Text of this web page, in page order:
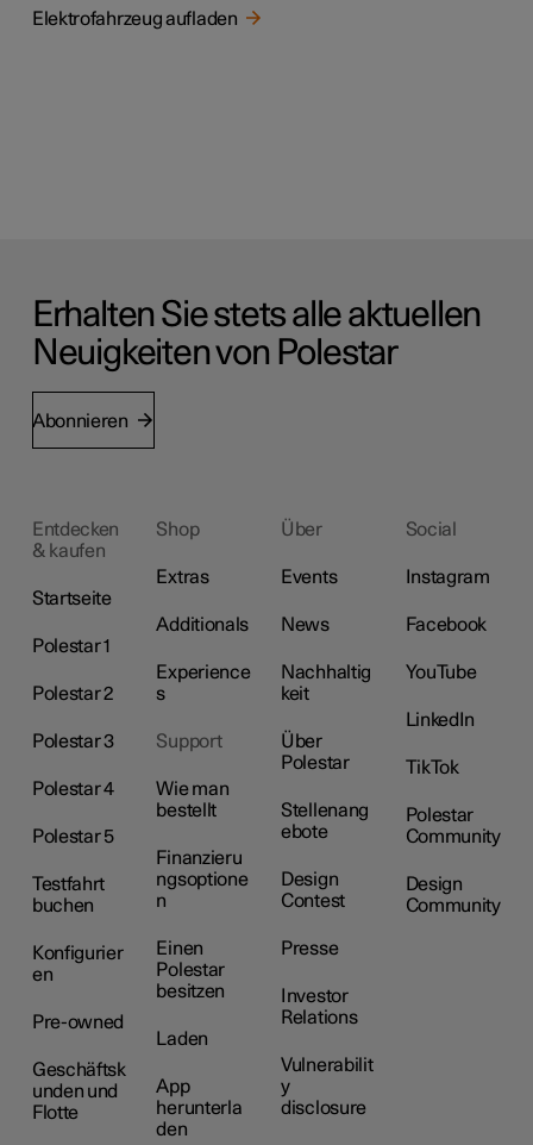
Elektrofahrzeug aufladen
Erhalten Sie stets alle aktuellen
Neuigkeiten von Polestar
Abonnieren
Entdecken
& kaufen
Startseite
Polestar 1
Polestar 2
Polestar 3
Polestar 4
Polestar 5
Testfahrt
buchen
Konfigurier
en
Pre-owned
Geschäftsk
unden und
Flotte
Shop
Extras
Additionals
Experience
s
Support
Wie man
bestellt
Finanzieru
ngsoptione
n
Einen
Polestar
besitzen
Laden
App
herunterla
den
Über
Events
News
Nachhaltig
keit
Über
Polestar
Stellenang
ebote
Design
Contest
Presse
Investor
Relations
Vulnerabilit
y
disclosure
Social
Instagram
Facebook
YouTube
LinkedIn
TikTok
Polestar
Community
Design
Community